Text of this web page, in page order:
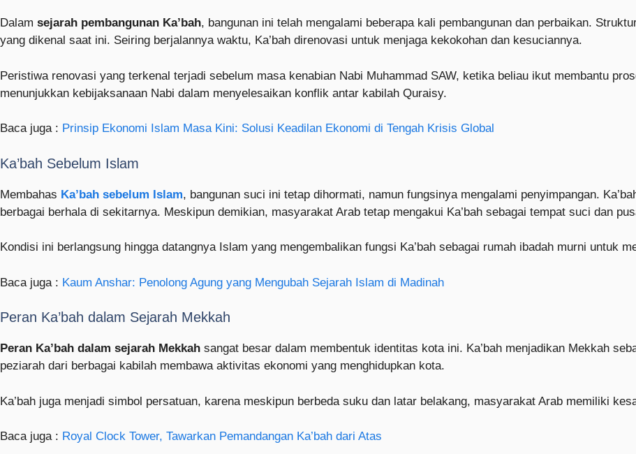
Dalam sejarah pembangunan Ka’bah, bangunan ini telah mengalami beberapa kali pembangunan dan perbaikan.
yang dikenal saat ini. Seiring berjalannya waktu, Ka’bah direnovasi untuk menjaga kekokohan dan kesuciannya.
Peristiwa renovasi yang terkenal terjadi sebelum masa kenabian Nabi Muhammad SAW, ketika beliau ikut membantu
menunjukkan kebijaksanaan Nabi dalam menyelesaikan konflik antar kabilah Quraisy.
Baca juga : Prinsip Ekonomi Islam Masa Kini: Solusi Keadilan Ekonomi di Tengah Krisis Global
Ka’bah Sebelum Islam
Membahas Ka’bah sebelum Islam, bangunan suci ini tetap dihormati, namun fungsinya mengalami penyimpangan.
berbagai berhala di sekitarnya. Meskipun demikian, masyarakat Arab tetap mengakui Ka’bah sebagai tempat suci dan
Kondisi ini berlangsung hingga datangnya Islam yang mengembalikan fungsi Ka’bah sebagai rumah ibadah murni untuk
Baca juga : Kaum Anshar: Penolong Agung yang Mengubah Sejarah Islam di Madinah
Peran Ka’bah dalam Sejarah Mekkah
Peran Ka’bah dalam sejarah Mekkah sangat besar dalam membentuk identitas kota ini. Ka’bah menjadikan Mekkah
peziarah dari berbagai kabilah membawa aktivitas ekonomi yang menghidupkan kota.
Ka’bah juga menjadi simbol persatuan, karena meskipun berbeda suku dan latar belakang, masyarakat Arab memiliki
Baca juga : Royal Clock Tower, Tawarkan Pemandangan Ka’bah dari Atas